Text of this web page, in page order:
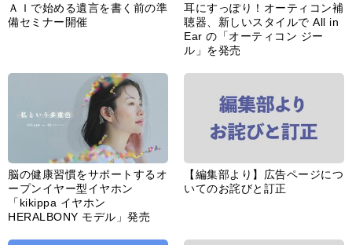
ＡＩで始める遺言を書く前の準
備セミナー開催
耳にすっぽり！オーティコン補
聴器、新しいスタイルで All in
Ear の「オーティコン ジー
ル」を発売
脳の健康習慣をサポートするオ
ープンイヤー型イヤホン
「kikippa イヤホン
HERALBONY モデル」発売
【編集部より】広告ページにつ
いてのお詫びと訂正